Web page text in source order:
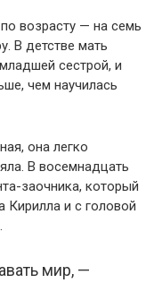
возрасту — на семь
В детстве мать
сестрой, и
чем научилась
она легко
В восемнадцать
заочника, который
Кирилла и с головой
мир, —